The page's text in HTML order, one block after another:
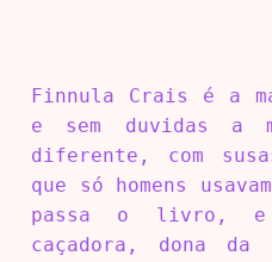
Finnula Crais é a
e sem duvidas a
diferente, com
que só homens
passa o livro, e
caçadora, dona da